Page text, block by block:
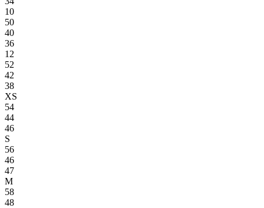
10
50
40
36
12
52
42
38
XS
54
44
46
S
56
46
47
M
58
48